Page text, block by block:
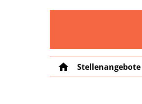
home Stellenangebote